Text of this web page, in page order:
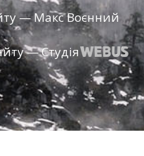
— Макс Воєнний
— Студія